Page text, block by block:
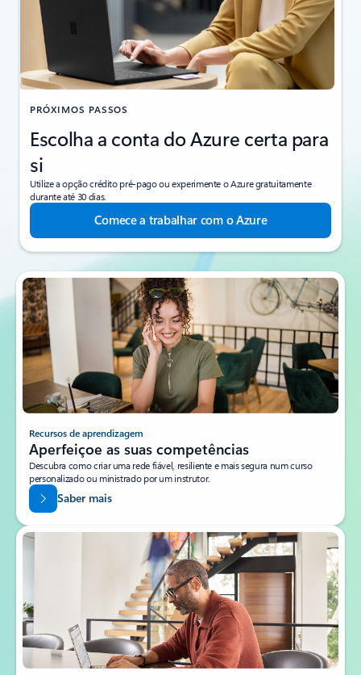
PRÓXIMOS PASSOS
Escolha a conta do Azure certa para
si
Utilize a opção crédito pré-pago ou experimente o Azure gratuitamente
durante até 30 dias.
Comece a trabalhar com o Azure
Recursos de aprendizagem
Aperfeiçoe as suas competências
Descubra como criar uma rede fiável, resiliente e mais segura num curso
personalizado ou ministrado por um instrutor.
Saber mais